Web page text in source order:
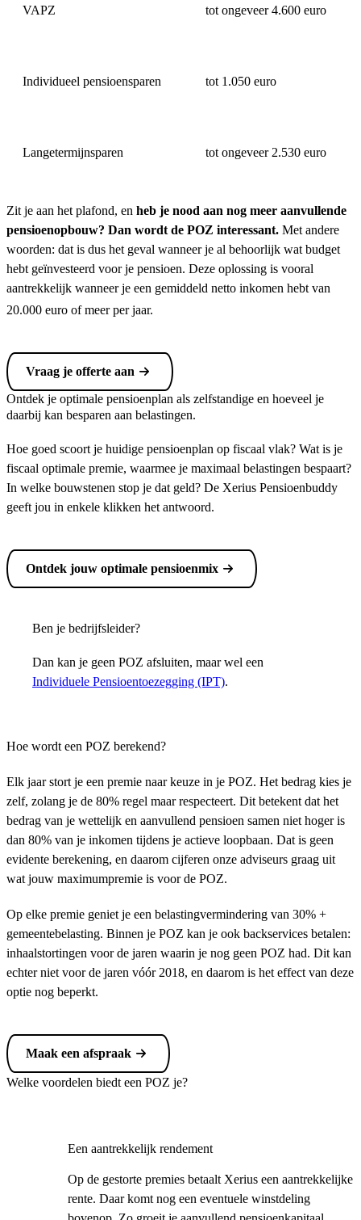
VAPZ tot ongeveer 4.600 euro
Individueel pensioensparen tot 1.050 euro
Langetermijnsparen tot ongeveer 2.530 euro
Zit je aan het plafond, en heb je nood aan nog meer aanvullende
pensioenopbouw? Dan wordt de POZ interessant. Met andere
woorden: dat is dus het geval wanneer je al behoorlijk wat budget
hebt geïnvesteerd voor je pensioen. Deze oplossing is vooral
aantrekkelijk wanneer je een gemiddeld netto inkomen hebt van
20.000 euro of meer per jaar.
Vraag je offerte aan
Ontdek je optimale pensioenplan als zelfstandige en hoeveel je
daarbij kan besparen aan belastingen.
Hoe goed scoort je huidige pensioenplan op fiscaal vlak? Wat is je
fiscaal optimale premie, waarmee je maximaal belastingen bespaart?
In welke bouwstenen stop je dat geld? De Xerius Pensioenbuddy
geeft jou in enkele klikken het antwoord.
Ontdek jouw optimale pensioenmix
Ben je bedrijfsleider?
Dan kan je geen POZ afsluiten, maar wel een
Individuele Pensioentoezegging (IPT).
Hoe wordt een POZ berekend?
Elk jaar stort je een premie naar keuze in je POZ. Het bedrag kies je
zelf, zolang je de 80% regel maar respecteert. Dit betekent dat het
bedrag van je wettelijk en aanvullend pensioen samen niet hoger is
dan 80% van je inkomen tijdens je actieve loopbaan. Dat is geen
evidente berekening, en daarom cijferen onze adviseurs graag uit
wat jouw maximumpremie is voor de POZ.
Op elke premie geniet je een belastingvermindering van 30% +
gemeentebelasting. Binnen je POZ kan je ook backservices betalen:
inhaalstortingen voor de jaren waarin je nog geen POZ had. Dit kan
echter niet voor de jaren vóór 2018, en daarom is het effect van deze
optie nog beperkt.
Maak een afspraak
Welke voordelen biedt een POZ je?
Een aantrekkelijk rendement
Op de gestorte premies betaalt Xerius een aantrekkelijke
rente. Daar komt nog een eventuele winstdeling